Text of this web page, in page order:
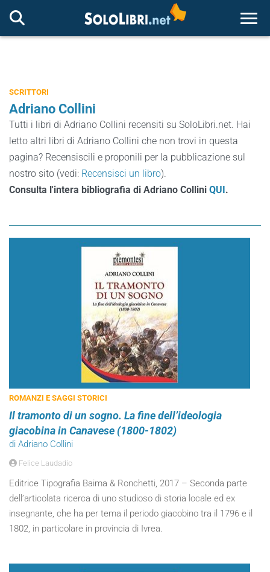
SCRITTORI
Adriano Collini
Tutti i libri di Adriano Collini recensiti su SoloLibri.net. Hai
letto altri libri di Adriano Collini che non trovi in questa
pagina? Recensiscili e proponili per la pubblicazione sul
nostro sito (vedi: Recensisci un libro).
Consulta l'intera bibliografia di Adriano Collini QUI.
ROMANZI E SAGGI STORICI
Il tramonto di un sogno. La fine dell’ideologia
giacobina in Canavese (1800-1802)
di Adriano Collini
Felice Laudadio
Editrice Tipografia Baima & Ronchetti, 2017 – Seconda parte
dell’articolata ricerca di uno studioso di storia locale ed ex
insegnante, che ha per tema il periodo giacobino tra il 1796 e il
1802, in particolare in provincia di Ivrea.